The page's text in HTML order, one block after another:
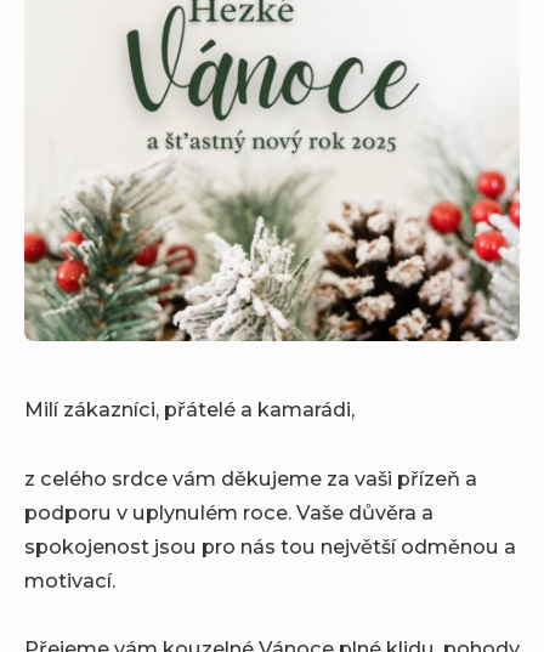
Milí zákazníci, přátelé a kamarádi,
z celého srdce vám děkujeme za vaši přízeň a
podporu v uplynulém roce. Vaše důvěra a
spokojenost jsou pro nás tou největší odměnou a
motivací.